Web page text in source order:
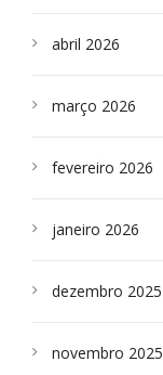
abril 2026
março 2026
fevereiro 2026
janeiro 2026
dezembro 2025
novembro 2025